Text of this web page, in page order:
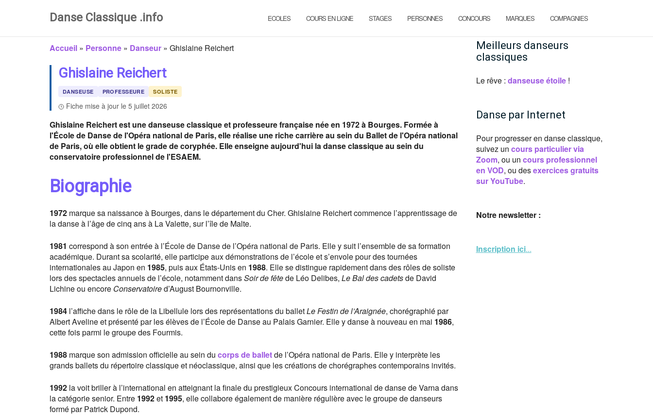
Danse Classique .info ECOLES COURS EN LIGNE STAGES PERSONNES CONCOURS MARQUES COMPAGNIES
Accueil » Personne » Danseur » Ghislaine Reichert
Ghislaine Reichert
DANSEUSE PROFESSEURE SOLISTE
Fiche mise à jour le 5 juillet 2026
Ghislaine Reichert est une danseuse classique et professeure française née en 1972 à Bourges. Formée à
l'École de Danse de l'Opéra national de Paris, elle réalise une riche carrière au sein du Ballet de l'Opéra national
de Paris, où elle obtient le grade de coryphée. Elle enseigne aujourd'hui la danse classique au sein du
conservatoire professionnel de l'ESAEM.
Biographie
1972 marque sa naissance à Bourges, dans le département du Cher. Ghislaine Reichert commence l’apprentissage de
la danse à l’âge de cinq ans à La Valette, sur l’île de Malte.
1981 correspond à son entrée à l’École de Danse de l’Opéra national de Paris. Elle y suit l’ensemble de sa formation
académique. Durant sa scolarité, elle participe aux démonstrations de l’école et s’envole pour des tournées
internationales au Japon en 1985, puis aux États-Unis en 1988. Elle se distingue rapidement dans des rôles de soliste
lors des spectacles annuels de l’école, notamment dansSoir de fêtede Léo Delibes, Le Bal des cadetsde David
Lichine ou encore Conservatoired’August Bournonville.
1984 l’affiche dans le rôle de la Libellule lors des représentations du balletLe Festin de l’Araignée, chorégraphié par
Albert Aveline et présenté par les élèves de l’École de Danse au Palais Garnier. Elle y danse à nouveau en mai 1986,
cette fois parmi le groupe des Fourmis.
1988 marque son admission officielle au sein du corps de balletde l’Opéra national de Paris. Elle y interprète les
grands ballets du répertoire classique et néoclassique, ainsi que les créations de chorégraphes contemporains invités.
1992 la voit briller à l’international en atteignant la finale du prestigieux Concours international de danse de Varna dans
la catégorie senior. Entre 1992et 1995, elle collabore également de manière régulière avec le groupe de danseurs
formé par Patrick Dupond.
Meilleurs danseurs
classiques
Le rêve : danseuse étoile!
Danse par Internet
Pour progresser en danse classique,
suivez un cours particulier via
Zoom, ou un cours professionnel
en VOD, ou desexercices gratuits
sur YouTube.
Notre newsletter :
Inscription ici...